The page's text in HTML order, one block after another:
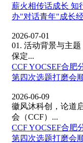
薪火相传话成长
办"对话青年"成长
2026-07-01
01. 活动背景与主题
保定...
CCF YOCSEF合肥
第四次选题打磨会
2026-06-09
徽风沐科创，论道
会（CCF）...
CCF YOCSEF合肥
第四次选题打磨会